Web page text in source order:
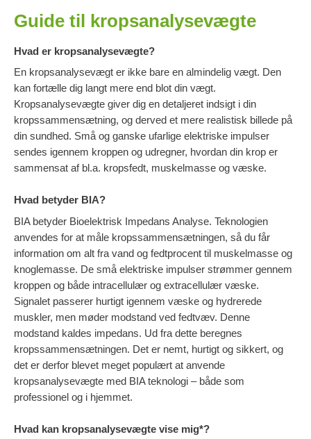
Guide til kropsanalysevægte
Hvad er kropsanalysevægte?
En kropsanalysevægt er ikke bare en almindelig vægt. Den
kan fortælle dig langt mere end blot din vægt.
Kropsanalysevægte giver dig en detaljeret indsigt i din
kropssammensætning, og derved et mere realistisk billede på
din sundhed. Små og ganske ufarlige elektriske impulser
sendes igennem kroppen og udregner, hvordan din krop er
sammensat af bl.a. kropsfedt, muskelmasse og væske.
Hvad betyder BIA?
BIA betyder Bioelektrisk Impedans Analyse. Teknologien
anvendes for at måle kropssammensætningen, så du får
information om alt fra vand og fedtprocent til muskelmasse og
knoglemasse. De små elektriske impulser strømmer gennem
kroppen og både intracellulær og extracellulær væske.
Signalet passerer hurtigt igennem væske og hydrerede
muskler, men møder modstand ved fedtvæv. Denne
modstand kaldes impedans. Ud fra dette beregnes
kropssammensætningen. Det er nemt, hurtigt og sikkert, og
det er derfor blevet meget populært at anvende
kropsanalysevægte med BIA teknologi – både som
professionel og i hjemmet.
Hvad kan kropsanalysevægte vise mig*?